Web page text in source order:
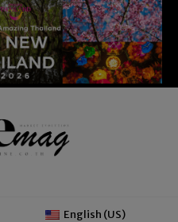
English (US)